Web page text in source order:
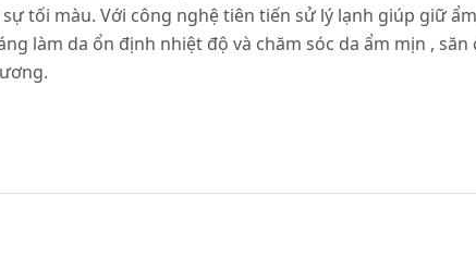
tối màu. Với công nghệ tiên tiến sử lý lạnh giúp giữ
làm da ổn định nhiệt độ và chăm sóc da ẩm mịn , săn